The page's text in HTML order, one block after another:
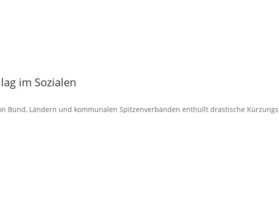
im Sozialen
Bund, Ländern und kommu­nalen Spitzen­ver­bänden enthüllt drasti­sche